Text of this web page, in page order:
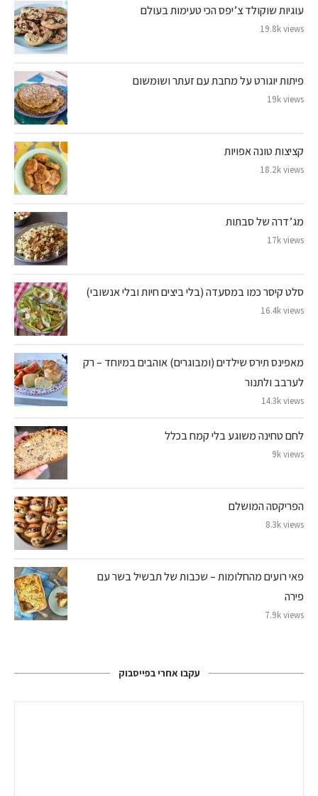
עוגיות שוקולד צ’יפס הכי טעימות בעולם
19.8k views
פיתות יוגורט על מחבת עם זעתר ושומשום
19k views
קציצות טונה אפויות
18.2k views
מג’דרה של סבתות
17k views
סלט קיסר כמו במסעדה (בלי ביצים חיות ובלי אנשובי)
16.4k views
מאפינס תירס שילדים (ומבוגרים) אוהבים במיוחד – רק
לערבב ולתנור
14.3k views
לחם טחינה משוגע בלי קמח בכלל
9k views
הפריקסה המושלם
8.3k views
פאי רועים מהחלומות – שכבות של תבשיל בשר עם
פירה
7.9k views
עקבו אחרי בפייסבוק